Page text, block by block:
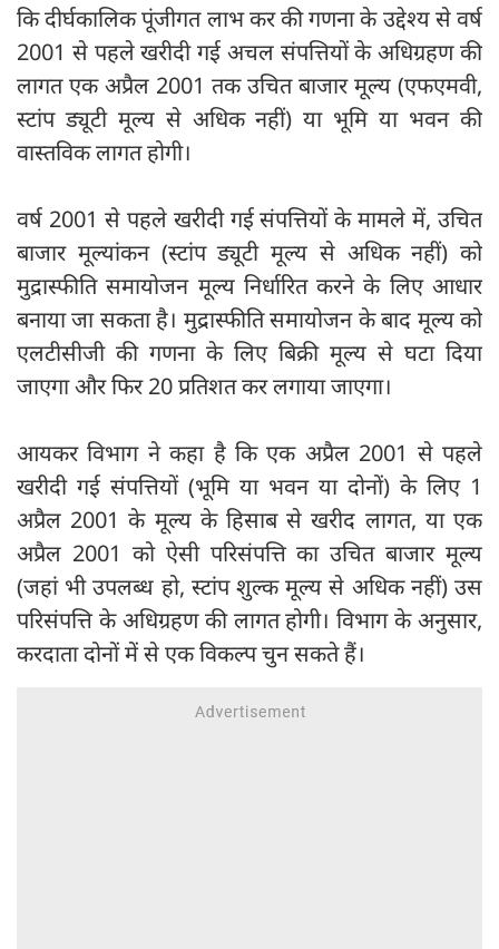
कि दीर्घकालिक पूंजीगत लाभ कर की गणना के उद्देश्य से वर्ष
2001 से पहले खरीदी गई अचल संपत्तियों के अधिग्रहण की
लागत एक अप्रैल 2001 तक उचित बाजार मूल्य (एफएमवी,
स्टांप ड्यूटी मूल्य से अधिक नहीं) या भूमि या भवन की
वास्तविक लागत होगी।
वर्ष 2001 से पहले खरीदी गई संपत्तियों के मामले में, उचित
बाजार मूल्यांकन (स्टांप ड्यूटी मूल्य से अधिक नहीं) को
मुद्रास्फीति समायोजन मूल्य निर्धारित करने के लिए आधार
बनाया जा सकता है। मुद्रास्फीति समायोजन के बाद मूल्य को
एलटीसीजी की गणना के लिए बिक्री मूल्य से घटा दिया
जाएगा और फिर 20 प्रतिशत कर लगाया जाएगा।
आयकर विभाग ने कहा है कि एक अप्रैल 2001 से पहले
खरीदी गई संपत्तियों (भूमि या भवन या दोनों) के लिए 1
अप्रैल 2001 के मूल्य के हिसाब से खरीद लागत, या एक
अप्रैल 2001 को ऐसी परिसंपत्ति का उचित बाजार मूल्य
(जहां भी उपलब्ध हो, स्टांप शुल्क मूल्य से अधिक नहीं) उस
परिसंपत्ति के अधिग्रहण की लागत होगी। विभाग के अनुसार,
करदाता दोनों में से एक विकल्प चुन सकते हैं।